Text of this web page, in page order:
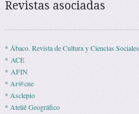
Revistas asociadas
* Ábaco. Revista de Cultura y Ciencias Sociales
* ACE
* AFIN
* Ar@cne
* Asclepio
* Ateliê Geográfico